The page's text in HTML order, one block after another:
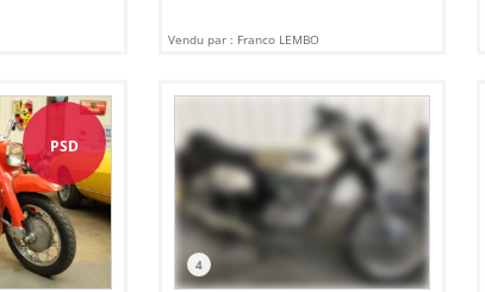
Vendu par : Franco LEMBO
PSD
4